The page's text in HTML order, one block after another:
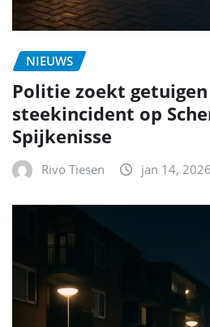
NIEUWS
Politie zoekt
steekincident op
Spijkenisse
Rivo Tiesen jan 14, 2026